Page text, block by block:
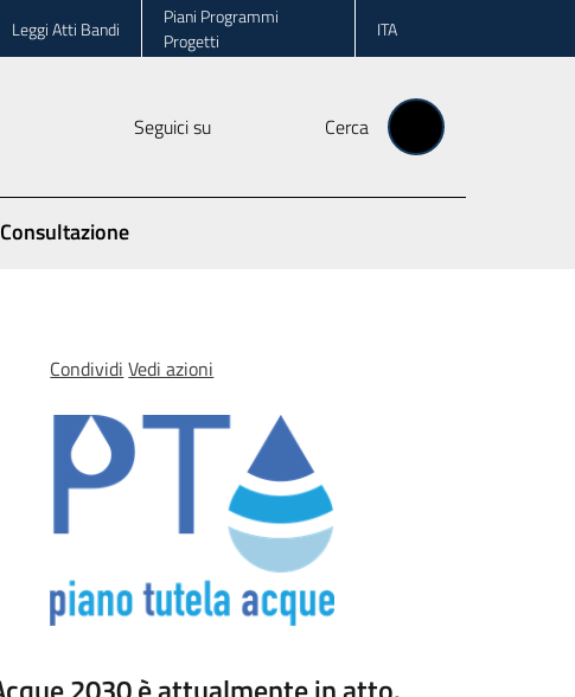
Leggi Atti Bandi
Piani Programmi
Progetti
ITA
Seguici su Cerca
Consultazione
Condividi Vedi azioni